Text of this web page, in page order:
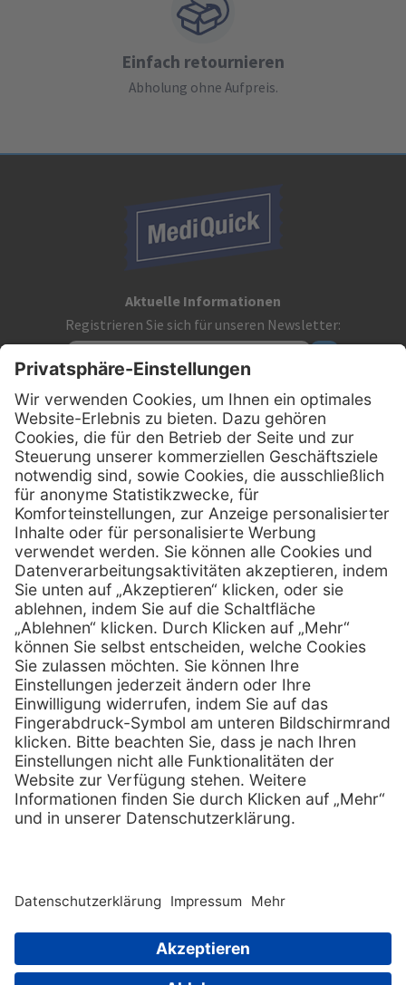
Einfach retournieren
Abholung ohne Aufpreis.
Aktuelle Informationen
Registrieren Sie sich für unseren Newsletter:
Kontakt
MediQuick Arzt- und Krankenhausbedarfshandel GmbH
Hans-Wunderlich-Straße 7
D-49078 Osnabrück
Telefon:0800 - 633 43 66
E-Mail: info @ mediquick.de
Services
Serviceversprechen
Sprechstundenbedarf
Retoure anmelden
Hilfe
FAQs
Kontakt
Lob & Kritik
Zertifikat Rechtliches
AGB
Impressum
Datenschutz
Copyright © 2026 MediQuick Arzt-
GmbH. All rights
Fachkreise.